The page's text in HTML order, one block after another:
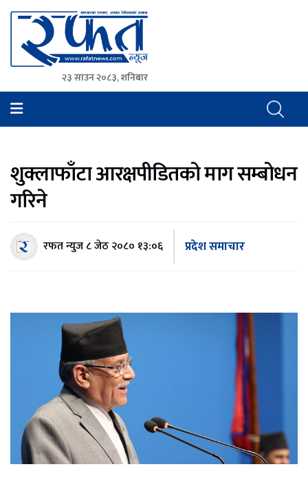
Rafat News
समाचारको रफ्तार, आवाज बिहिनहरुको आवाज
२३ साउन २०८३, शनिबार
शुक्लाफाँटा आरक्षपीडितको माग सम्बोधन
गरिने
रफत न्युज८ जेठ २०८० १३:०६ प्रदेश समाचार